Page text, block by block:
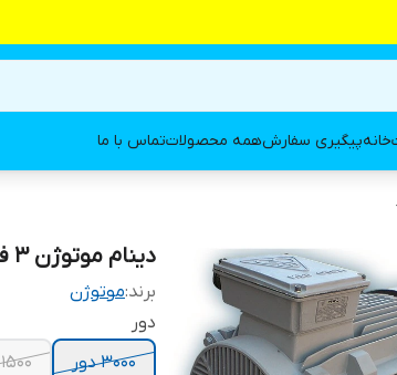
خانهپیگیری سفارشهمه محصولاتتماس با ما
دینام موتوژن 3 فاز 18.5 کیلووات پوسته چدن 25 اسب بخار
برند:موتوژن
دور
۳۰۰۰ دور
۱۵۰۰ دور